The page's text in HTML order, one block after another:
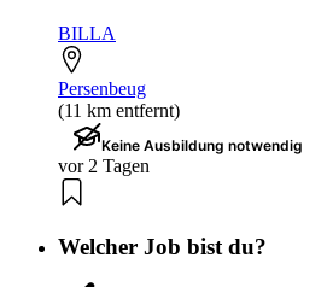
BILLA
Persenbeug
(11 km entfernt)
Keine Ausbildung notwendig
vor 2 Tagen
Welcher Job bist du?